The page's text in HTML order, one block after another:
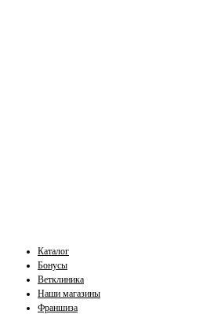
Каталог
Бонусы
Ветклиника
Наши магазины
Франшиза